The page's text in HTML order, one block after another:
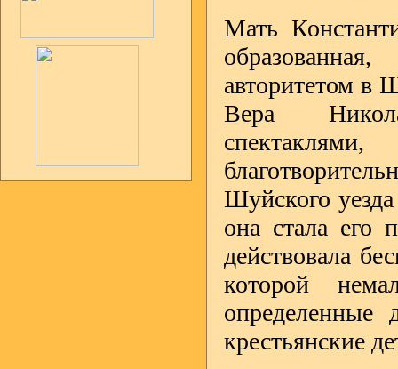
Мать
авторитетом в
Вера
Шуйского
она стала его
действовала
которой
крестьянские